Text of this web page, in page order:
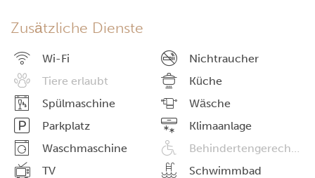
Zusätzliche Dienste
Wi-Fi
Nichtraucher
Tiere erlaubt
Küche
Spülmaschine
Wäsche
Parkplatz
Klimaanlage
Waschmaschine
Behindertengerechte Einrichtungen
TV
Schwimmbad